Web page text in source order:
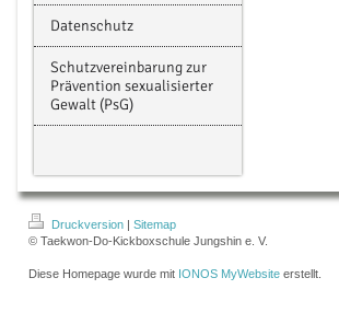
Datenschutz
Schutzvereinbarung zur
Prävention sexualisierter
Gewalt (PsG)
Druckversion | Sitemap
© Taekwon-Do-Kickboxschule Jungshin e. V.
Diese Homepage wurde mit IONOS MyWebsite erstellt.